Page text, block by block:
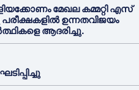
മേഖല കമ്മറ്റി എസ്
ഉന്നതവിജയം
ആദരിച്ചു.